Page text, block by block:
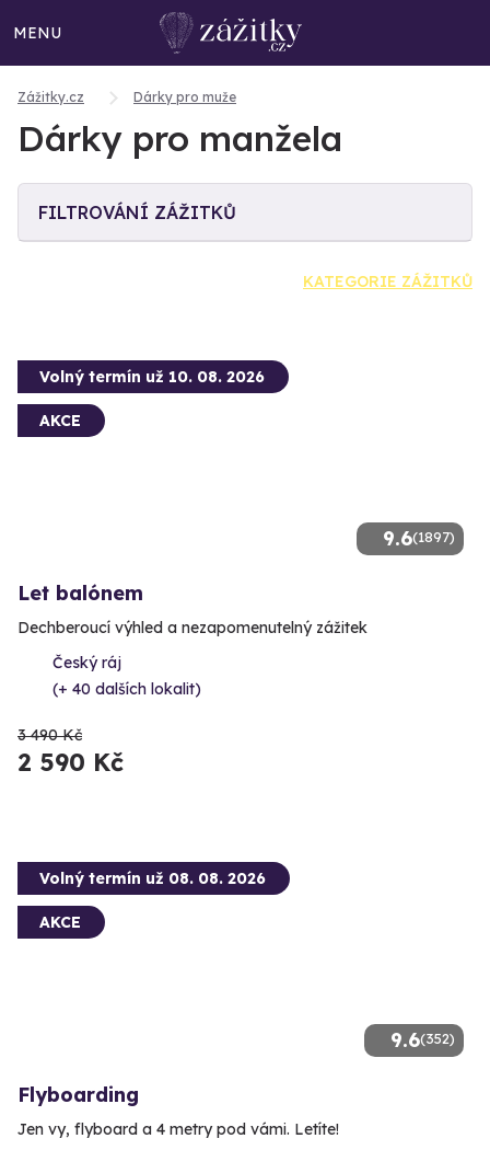
MENU
Zážitky.cz Dárky pro muže
Dárky pro manžela
FILTROVÁNÍ ZÁŽITKŮ
KATEGORIE ZÁŽITKŮ
9.6(1897)
Volný termín už 10. 08. 2026
AKCE
Let balónem
Dechberoucí výhled a nezapomenutelný zážitek
Český ráj
(+ 40 dalších lokalit)
3 490 Kč
2 590 Kč
9.6(352)
Volný termín už 08. 08. 2026
AKCE
Flyboarding
Jen vy, flyboard a 4 metry pod vámi. Letíte!